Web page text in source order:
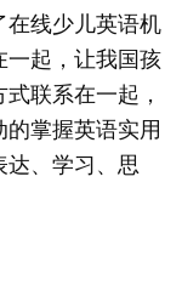
线少儿英语机
一起，让我国孩
联系在一起，
掌握英语实用
、学习、思